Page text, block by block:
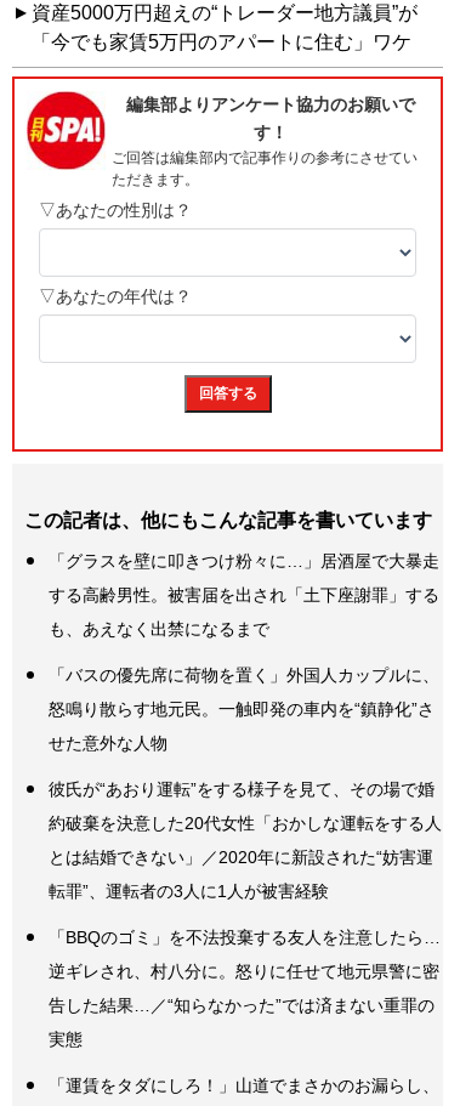
資産5000万円超えの“トレーダー地方議員”が
「今でも家賃5万円のアパートに住む」ワケ
この記者は、他にもこんな記事を書いています
「グラスを壁に叩きつけ粉々に…」居酒屋で大暴走
する高齢男性。被害届を出され「土下座謝罪」する
も、あえなく出禁になるまで
「バスの優先席に荷物を置く」外国人カップルに、
怒鳴り散らす地元民。一触即発の車内を“鎮静化”さ
せた意外な人物
彼氏が“あおり運転”をする様子を見て、その場で婚
約破棄を決意した20代女性「おかしな運転をする人
とは結婚できない」／2020年に新設された“妨害運
転罪”、運転者の3人に1人が被害経験
「BBQのゴミ」を不法投棄する友人を注意したら…
逆ギレされ、村八分に。怒りに任せて地元県警に密
告した結果…／“知らなかった”では済まない重罪の
実態
「運賃をタダにしろ！」山道でまさかのお漏らし、